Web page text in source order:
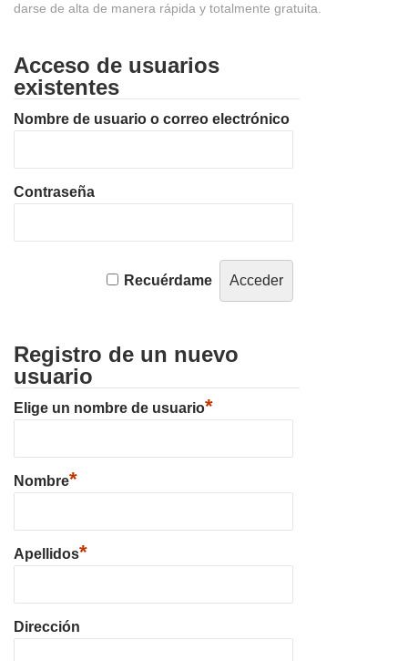
darse de alta de manera rápida y totalmente gratuita.
Acceso de usuarios
existentes
Nombre de usuario o correo electrónico
Contraseña
Recuérdame
Registro de un nuevo
usuario
Elige un nombre de usuario*
Nombre*
Apellidos*
Dirección